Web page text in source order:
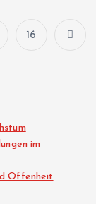
16
im
Offenheit